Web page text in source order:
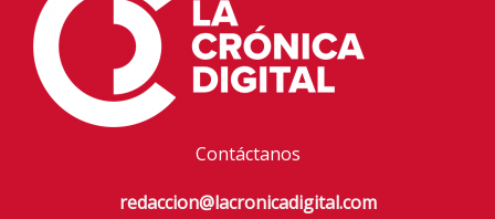
Contáctanos
redaccion@lacronicadigital.com